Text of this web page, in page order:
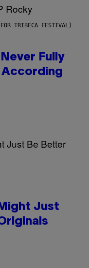
TRIBECA FESTIVAL)
Fully
According
Just